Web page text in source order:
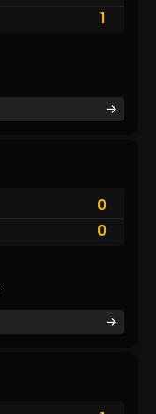
1
0
0